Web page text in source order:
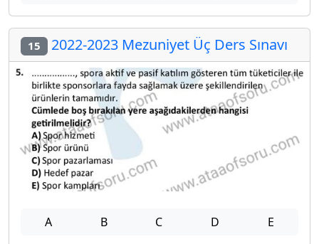
15 2022-2023 Mezuniyet Üç Ders Sınavı
A B C D E